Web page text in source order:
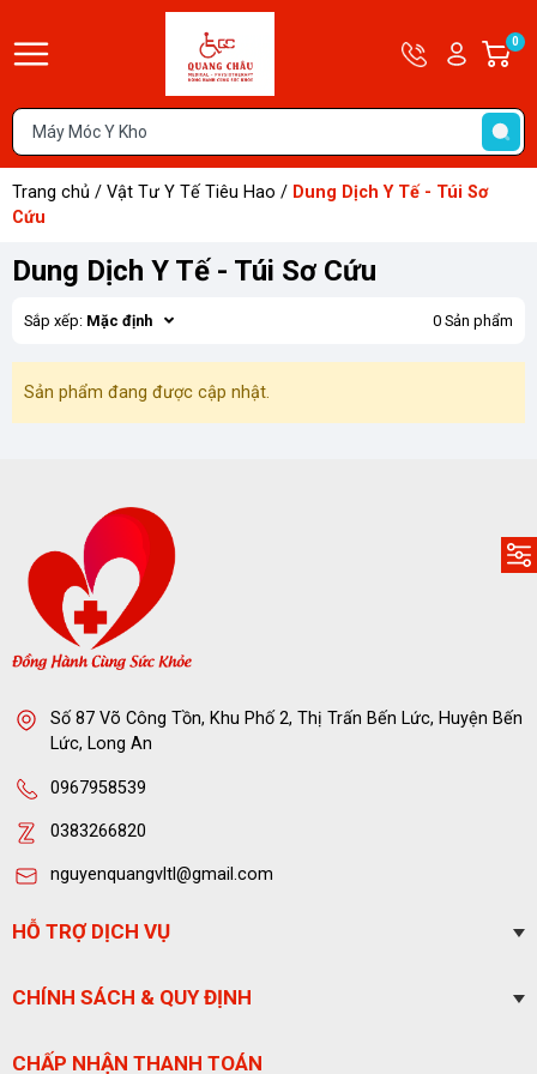
HotlineTài
khoản
Khách
0
Trang chủ / Vật Tư Y Tế Tiêu Hao / Dung Dịch Y Tế - Túi Sơ
Cứu
Dung Dịch Y Tế - Túi Sơ Cứu
Sắp xếp: Mặc định 0 Sản phẩm
Sản phẩm đang được cập nhật.
Số 87 Võ Công Tồn, Khu Phố 2, Thị Trấn Bến Lức, Huyện Bến
Lức, Long An
0967958539
0383266820
nguyenquangvltl@gmail.com
HỖ TRỢ DỊCH VỤ
CHÍNH SÁCH & QUY ĐỊNH
CHẤP NHẬN THANH TOÁN